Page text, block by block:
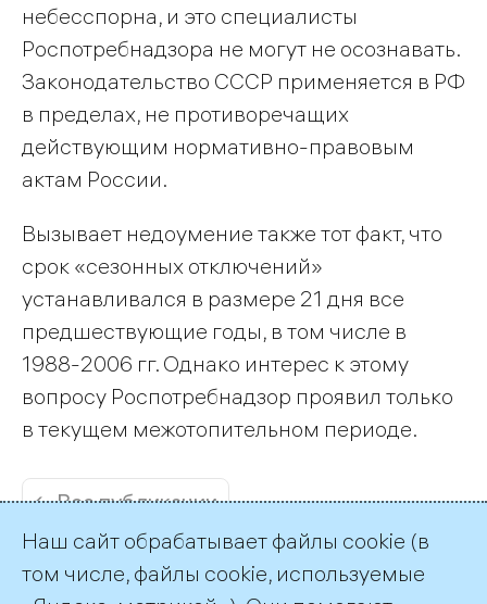
небесспорна, и это специалисты
Роспотребнадзора не могут не осознавать.
Законодательство СССР применяется в РФ
в пределах, не противоречащих
действующим нормативно-правовым
актам России.
Вызывает недоумение также тот факт, что
срок «сезонных отключений»
устанавливался в размере 21 дня все
предшествующие годы, в том числе в
1988-2006 гг. Однако интерес к этому
вопросу Роспотребнадзор проявил только
в текущем межотопительном периоде.
← Все публикации
Наш сайт обрабатывает файлы cookie (в
том числе, файлы cookie, используемые